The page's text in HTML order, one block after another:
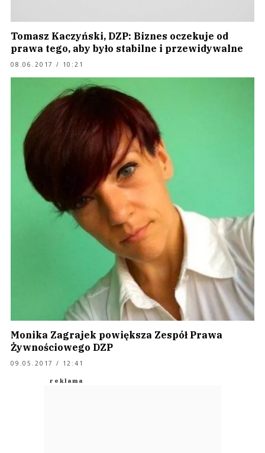
Tomasz Kaczyński, DZP: Biznes oczekuje od
prawa tego, aby było stabilne i przewidywalne
08.06.2017 / 10:21
Monika Zagrajek powiększa Zespół Prawa
Żywnościowego DZP
09.05.2017 / 12:41